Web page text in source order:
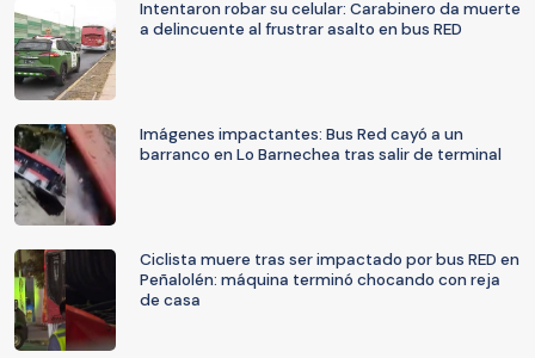
Intentaron robar su celular: Carabinero da muerte
a delincuente al frustrar asalto en bus RED
Imágenes impactantes: Bus Red cayó a un
barranco en Lo Barnechea tras salir de terminal
Ciclista muere tras ser impactado por bus RED en
Peñalolén: máquina terminó chocando con reja
de casa